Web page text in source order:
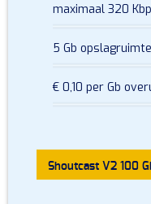
maximaal 320
5 Gb opslagruimte
€ 0,10 per Gb
Shoutcast V2 100